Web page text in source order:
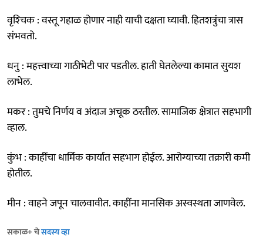
वृश्‍चिक : वस्तू गहाळ होणार नाही याची दक्षता घ्यावी. हितशत्रुंचा त्रास
संभवतो.
धनु : महत्त्वाच्या गाठीभेटी पार पडतील. हाती घेतलेल्या कामात सुयश
लाभेल.
मकर : तुमचे निर्णय व अंदाज अचूक ठरतील. सामाजिक क्षेत्रात सहभागी
व्हाल.
कुंभ : काहींचा धार्मिक कार्यात सहभाग होईल. आरोग्याच्या तक्रारी कमी
होतील.
मीन : वाहने जपून चालवावीत. काहींना मानसिक अस्वस्थता जाणवेल.
सकाळ+ चेसदस्य व्हा